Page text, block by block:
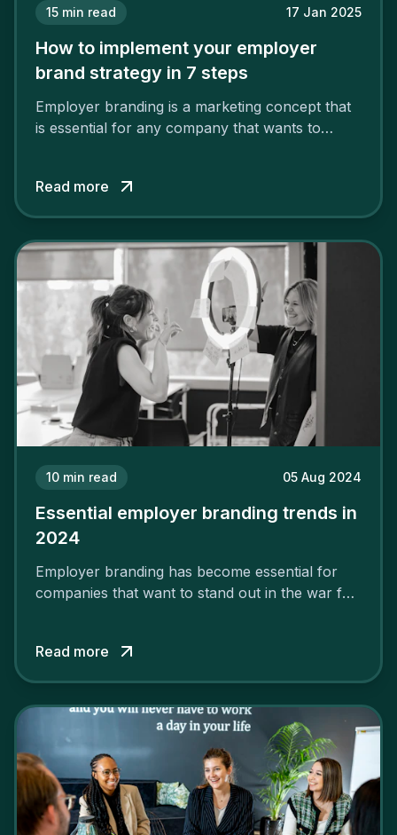
15 min read 17 Jan 2025
How to implement your employer
brand strategy in 7 steps
Employer branding is a marketing concept that
is essential for any company that wants to
solid and positive employer brand are clear, you
cannot simply wave a magic wand for it to be
Read more
10 min read 05 Aug 2024
Essential employer branding trends in
2024
Employer branding has become essential for
companies that want to stand out in the war for
attract the best profiles.
Read more